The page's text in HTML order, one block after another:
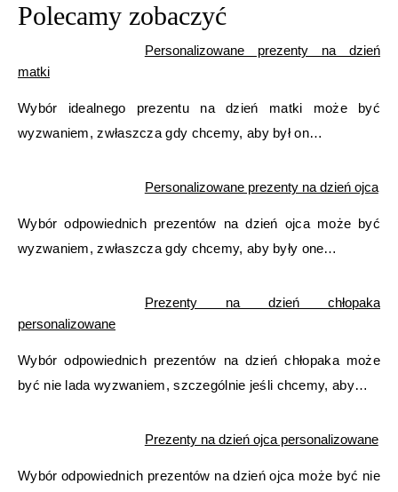
Polecamy zobaczyć
Personalizowane prezenty na dzień
matki
Wybór idealnego prezentu na dzień matki może być
wyzwaniem, zwłaszcza gdy chcemy, aby był on…
Personalizowane prezenty na dzień ojca
Wybór odpowiednich prezentów na dzień ojca może być
wyzwaniem, zwłaszcza gdy chcemy, aby były one…
Prezenty na dzień chłopaka
personalizowane
Wybór odpowiednich prezentów na dzień chłopaka może
być nie lada wyzwaniem, szczególnie jeśli chcemy, aby…
Prezenty na dzień ojca personalizowane
Wybór odpowiednich prezentów na dzień ojca może być nie